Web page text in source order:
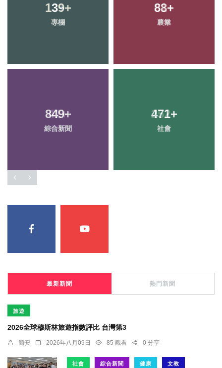
139+
專欄
88+
農業
849+
綜合新聞
471+
社會
最新新聞 熱門新聞
旅遊
2026全球穆斯林旅遊指數評比 台灣第3
簡安 2026年八月09日 85 觀看 0 分享
社會 綜合新聞 健康 文教